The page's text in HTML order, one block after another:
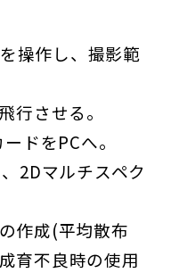
操作し、撮影範
行させる。
ドをPCへ。
2Dマルチスペク
作成(平均散布
育不良時の使用